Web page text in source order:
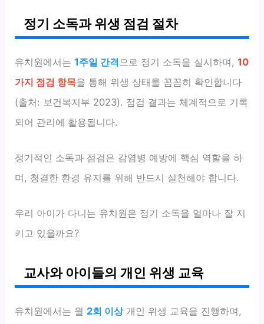
정기 소독과 위생 점검 절차
유치원에서는1주일 간격으로 정기 소독을 실시하며,10
가지 점검 항목을 통해 위생 상태를 꼼꼼히 확인합니다
(출처: 보건복지부 2023). 점검 결과는 체계적으로 기록
되어 관리에 활용됩니다.
정기적인 소독과 점검은 감염병 예방에 핵심 역할을 하
며, 청결한 환경 유지를 위해 반드시 실천해야 합니다.
우리 아이가 다니는 유치원은 정기 소독을 얼마나 잘 지
키고 있을까요?
교사와 아이들의 개인 위생 교육
유치원에서는 월 2회 이상개인 위생 교육을 진행하며,